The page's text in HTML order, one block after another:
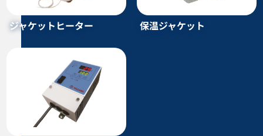
PTFEテープヒーター YWF-N型
イソテープ H型
カタログダウンロード
ジャケットヒーター 保温ジャケット